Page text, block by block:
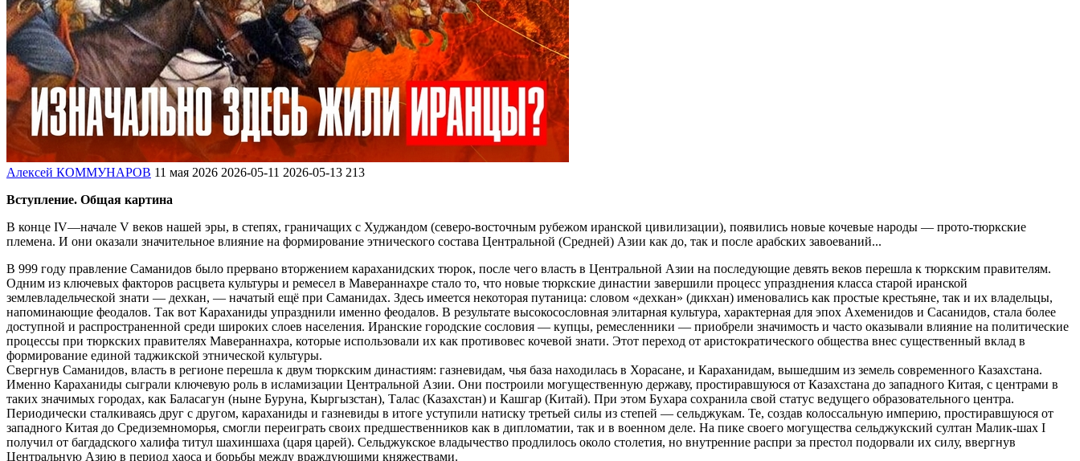
Алексей КОММУНАРОВ 11 мая 2026 2026-05-11 2026-05-13 213
Вступление. Общая картина
В конце IV—начале V веков нашей эры, в степях, граничащих с Худжандом (северо-восточным рубежом иранской цивилизации), появились новые кочевые народы — прото-тюркские
племена. И они оказали значительное влияние на формирование этнического состава Центральной (Средней) Азии как до, так и после арабских завоеваний...
В 999 году правление Саманидов было прервано вторжением караханидских тюрок, после чего власть в Центральной Азии на последующие девять веков перешла к тюркским правителям.
Одним из ключевых факторов расцвета культуры и ремесел в Мавераннахре стало то, что новые тюркские династии завершили процесс упразднения класса старой иранской
землевладельческой знати — дехкан, — начатый ещё при Саманидах. Здесь имеется некоторая путаница: словом «дехкан» (дикхан) именовались как простые крестьяне, так и их владельцы,
напоминающие феодалов. Так вот Караханиды упразднили именно феодалов. В результате высокосословная элитарная культура, характерная для эпох Ахеменидов и Сасанидов, стала более
доступной и распространенной среди широких слоев населения. Иранские городские сословия — купцы, ремесленники — приобрели значимость и часто оказывали влияние на политические
процессы при тюркских правителях Мавераннахра, которые использовали их как противовес кочевой знати. Этот переход от аристократического общества внес существенный вклад в
формирование единой таджикской этнической культуры.
Свергнув Саманидов, власть в регионе перешла к двум тюркским династиям: газневидам, чья база находилась в Хорасане, и Караханидам, вышедшим из земель современного Казахстана.
Именно Караханиды сыграли ключевую роль в исламизации Центральной Азии. Они построили могущественную державу, простиравшуюся от Казахстана до западного Китая, с центрами в
таких значимых городах, как Баласагун (ныне Буруна, Кыргызстан), Талас (Казахстан) и Кашгар (Китай). При этом Бухара сохранила свой статус ведущего образовательного центра.
Периодически сталкиваясь друг с другом, караханиды и газневиды в итоге уступили натиску третьей силы из степей — сельджукам. Те, создав колоссальную империю, простиравшуюся от
западного Китая до Средиземноморья, смогли переиграть своих предшественников как в дипломатии, так и в военном деле. На пике своего могущества сельджукский султан Малик-шах I
получил от багдадского халифа титул шахиншаха (царя царей). Сельджукское владычество продлилось около столетия, но внутренние распри за престол подорвали их силу, ввергнув
Центральную Азию в период хаоса и борьбы между враждующими княжествами.